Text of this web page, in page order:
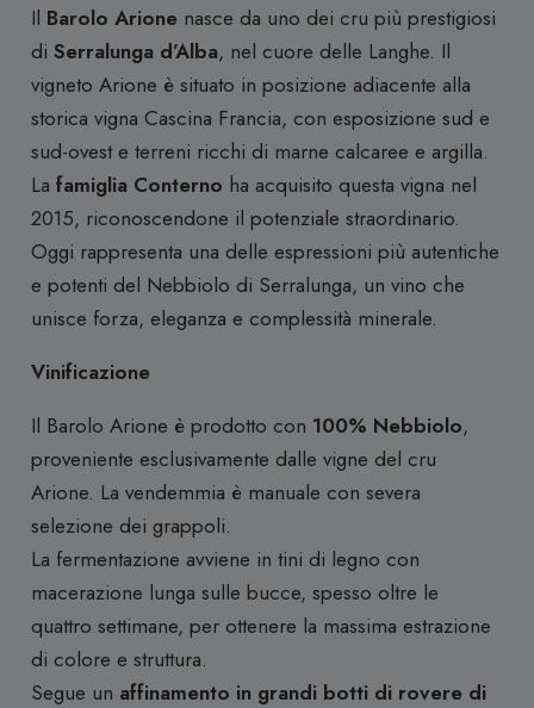
Il Barolo Arione nasce da uno dei cru più prestigiosi
di Serralunga d’Alba, nel cuore delle Langhe. Il
vigneto Arione è situato in posizione adiacente alla
storica vigna Cascina Francia, con esposizione sud e
sud-ovest e terreni ricchi di marne calcaree e argilla.
La famiglia Conterno ha acquisito questa vigna nel
2015, riconoscendone il potenziale straordinario.
Oggi rappresenta una delle espressioni più autentiche
e potenti del Nebbiolo di Serralunga, un vino che
unisce forza, eleganza e complessità minerale.
Vinificazione
Il Barolo Arione è prodotto con 100% Nebbiolo,
proveniente esclusivamente dalle vigne del cru
Arione. La vendemmia è manuale con severa
selezione dei grappoli.
La fermentazione avviene in tini di legno con
macerazione lunga sulle bucce, spesso oltre le
quattro settimane, per ottenere la massima estrazione
di colore e struttura.
Segue un affinamento in grandi botti di rovere di